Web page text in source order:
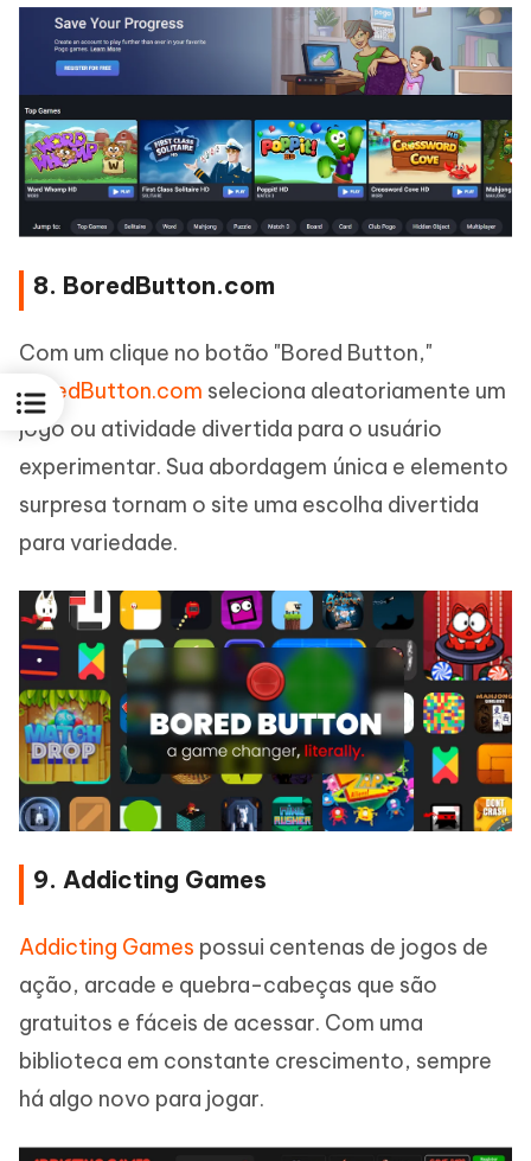
8. BoredButton.com
Com um clique no botão "Bored Button,"
BoredButton.com seleciona aleatoriamente um
jogo ou atividade divertida para o usuário
experimentar. Sua abordagem única e elemento
surpresa tornam o site uma escolha divertida
para variedade.
9. Addicting Games
Addicting Games possui centenas de jogos de
ação, arcade e quebra-cabeças que são
gratuitos e fáceis de acessar. Com uma
biblioteca em constante crescimento, sempre
há algo novo para jogar.